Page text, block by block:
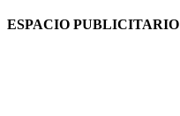
ESPACIO PUBLICITARIO